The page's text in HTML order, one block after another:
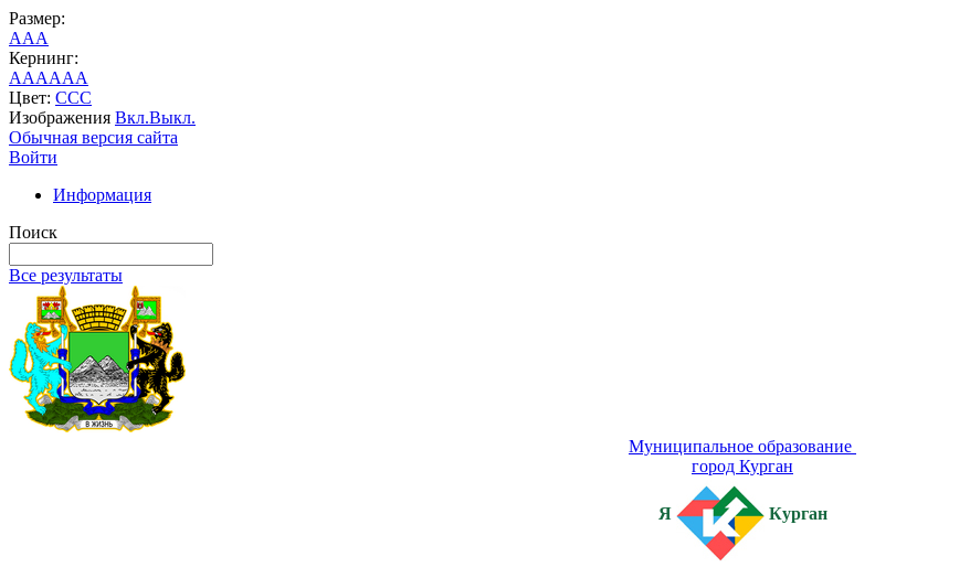
Размер:
AAA
Кернинг:
AAAAAA
Цвет: CCC
Изображения Вкл.Выкл.
Обычная версия сайта
Войти
Информация
Поиск
Все результаты
Муниципальное образование
город Курган
Я Курган